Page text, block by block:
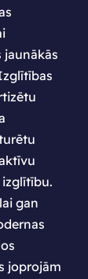
jaunākās
gan
joprojām